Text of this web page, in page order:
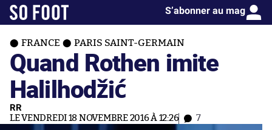
S’abonner au mag
FRANCE PARIS SAINT-GERMAIN
Quand Rothen imite
Halilhodžić
RR
LE VENDREDI 18 NOVEMBRE 2016 À 12:26 7